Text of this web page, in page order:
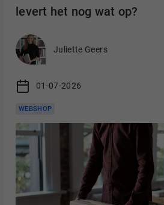
levert het nog wat op?
Juliette Geers
01-07-2026
WEBSHOP